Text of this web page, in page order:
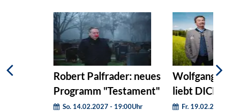
Robert Palfrader: neues
Programm "Testament"
So. 14.02.2027 - 19:00Uhr
Wolfgang
liebt DICH!
Fr.